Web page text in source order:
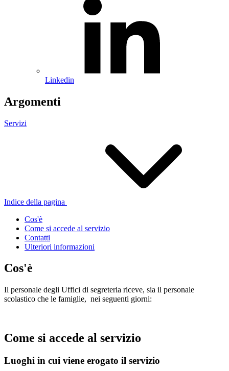
Linkedin
Argomenti
Servizi
Indice della pagina
Cos'è
Come si accede al servizio
Contatti
Ulteriori informazioni
Cos'è
Il personale degli Uffici di segreteria riceve, sia il personale
scolastico che le famiglie, nei seguenti giorni:
Come si accede al servizio
Luoghi in cui viene erogato il servizio